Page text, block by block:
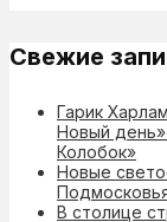
Свежие
Гарик
Новый
Колобок»
Новые
В столице